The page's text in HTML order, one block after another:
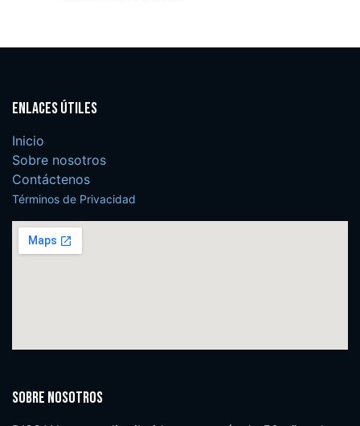
Enlaces útiles
Inicio
Sobre nosotros
Contáctenos
Términos de Privacidad
Sobre nosotros